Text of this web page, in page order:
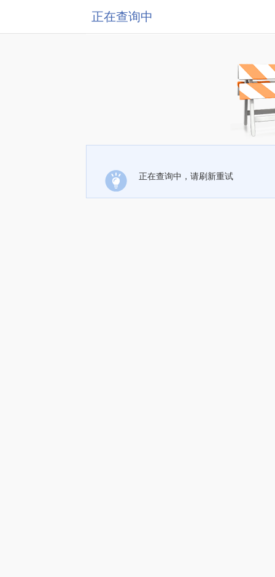
正在查询中
正在查询中，请刷新重试